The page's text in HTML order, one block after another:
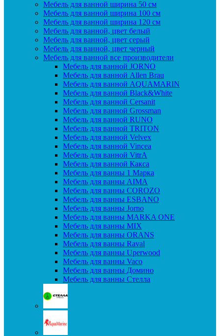
Мебель для ванной ширина 50 см
Мебель для ванной ширина 100 см
Мебель для ванной ширина 120 см
Мебель для ванной, цвет белый
Мебель для ванной, цвет серый
Мебель для ванной, цвет черный
Мебель для ванной все производители
Мебель для ванной JORNO
Мебель для ванной Allen Brau
Мебель для ванной AQUAMARIN
Мебель для ванной Black&White
Мебель для ванной Cersanit
Мебель для ванной Grossman
Мебель для ванной RUNO
Мебель для ванной TRITON
Мебель для ванной Velvex
Мебель для ванной Vincea
Мебель для ванной VitrA
Мебель для ванной Какса
Мебель для ванны 1 Марка
Мебель для ванны AIMA
Мебель для ванны COROZO
Мебель для ванны ESBANO
Мебель для ванны Jorno
Мебель для ванны MARKA ONE
Мебель для ванны MIX
Мебель для ванны ORANS
Мебель для ванны Raval
Мебель для ванны Uperwood
Мебель для ванны Vaco
Мебель для ванны Домино
Мебель для ванны Стелла